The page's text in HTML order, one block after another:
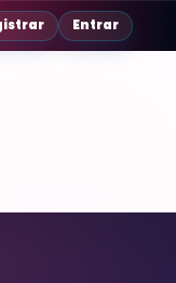
Entrar